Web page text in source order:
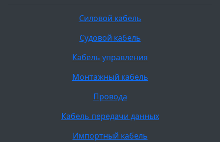
Силовой кабель
Судовой кабель
Кабель управления
Монтажный кабель
Провода
Кабель передачи данных
Импортный кабель